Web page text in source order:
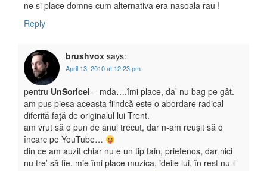
ne si place domne cum alternativa era nasoala rau !
Reply
brushvox says:
April 13, 2010 at 12:23 pm
pentru UnSoricel – mda….îmi place, da’ nu bag pe gât.
am pus piesa aceasta fiindcă este o abordare radical
diferită faţă de originalul lui Trent.
am vrut să o pun de anul trecut, dar n-am reuşit să o
încarc pe YouTube…
din ce am auzit chiar nu e un tip fain, prietenos, dar nici
nu tre’ să fie. mie îmi place muzica, ideile lui, în rest nu-l